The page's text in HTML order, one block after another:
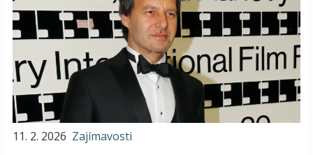
11. 2. 2026 Zajímavosti